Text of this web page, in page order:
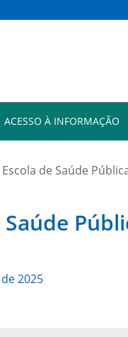
ACESSO À INFORMAÇÃO
de Saúde
2025